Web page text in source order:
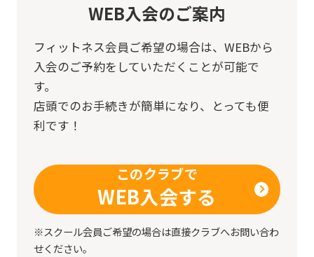
WEB入会のご案内
フィットネス会員ご希望の場合は、 WEBから
入会のご予約をしていただくことが可能で
す。
店頭でのお手続きが簡単になり、とっても便
利です！
このクラブで
WEB入会する
※スクール会員ご希望の場合は直接クラブへお問い合わ
せください。